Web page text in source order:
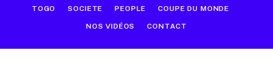
TOGO SOCIETE PEOPLE COUPE DU MONDE
NOS VIDÉOS CONTACT